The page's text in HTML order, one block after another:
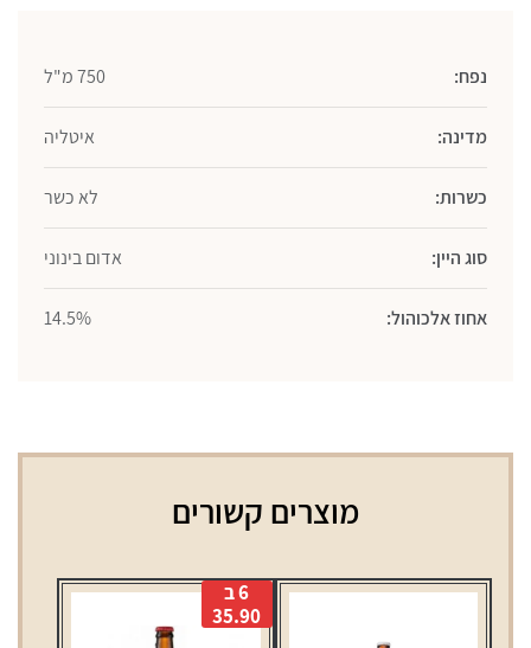
נפח: 750 מ"ל
מדינה: איטליה
כשרות: לא כשר
סוג היין: אדום בינוני
אחוז אלכוהול: 14.5%
מוצרים קשורים
6 ב
35.90